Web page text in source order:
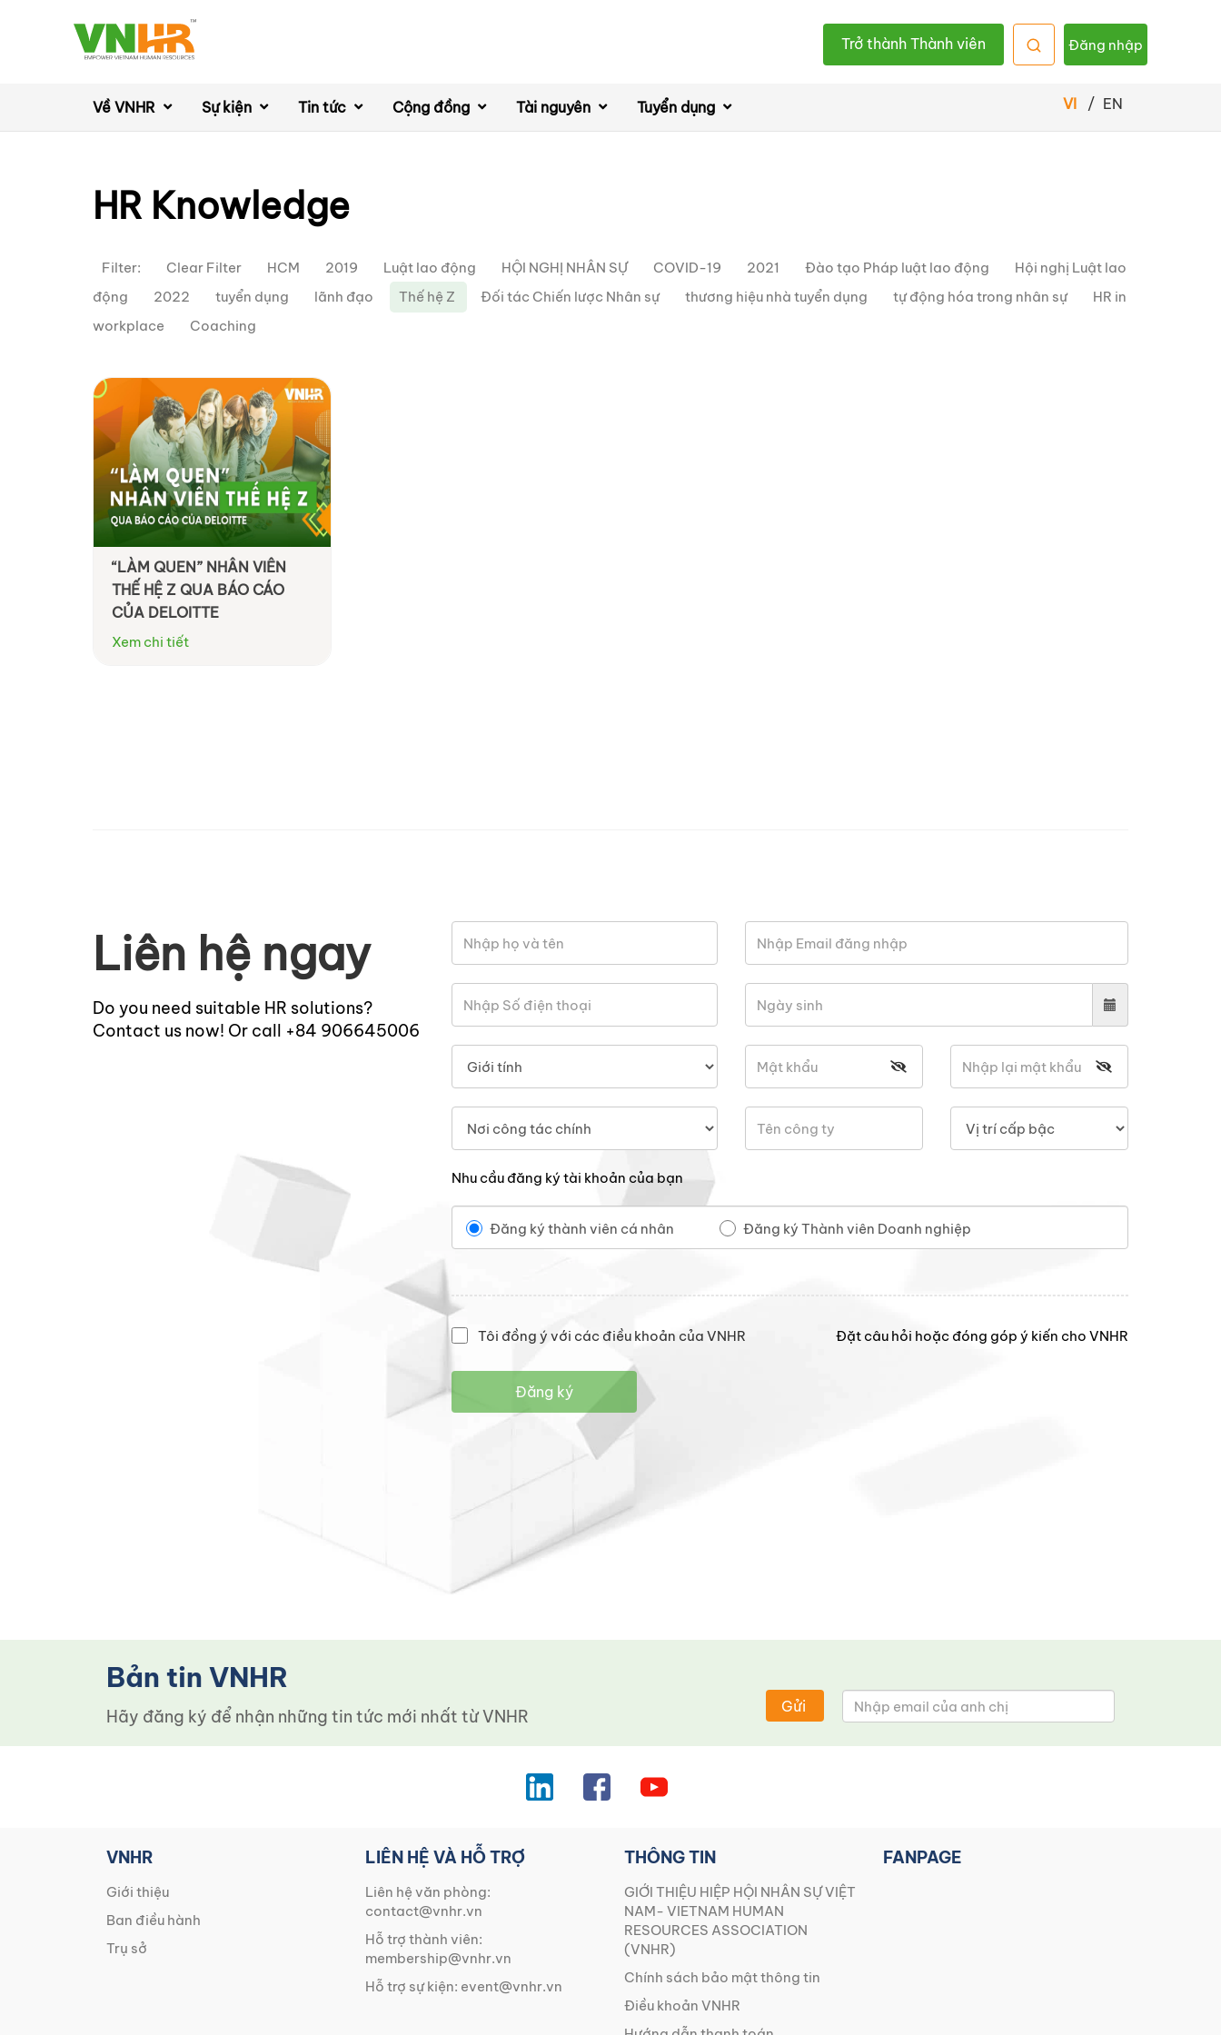
Trở thành Thành viên Đăng nhập
Về VNHR Sự kiện Tin tức Cộng đồng Tài nguyên Tuyển dụng VI / EN
HR Knowledge
Filter: Clear Filter HCM 2019 Luật lao động HỘI NGHỊ NHÂN SỰ COVID-19 2021 Đào tạo Pháp luật lao động
Hội nghị Luật lao
động
2022 tuyển dụng lãnh đạo Thế hệ Z Đối tác Chiến lược Nhân sự thương hiệu nhà tuyển dụng tự động hóa trong nhân sự
HR in
workplace
Coaching
“LÀM QUEN” NHÂN VIÊN
THẾ HỆ Z QUA BÁO CÁO
CỦA DELOITTE
Xem chi tiết
Liên hệ ngay
Do you need suitable HR solutions?
Contact us now! Or call +84 906645006
Nhu cầu đăng ký tài khoản của bạn
Đăng ký thành viên cá nhân Đăng ký Thành viên Doanh nghiệp
Tôi đồng ý với các điều khoản của VNHR Đặt câu hỏi hoặc đóng góp ý kiến cho VNHR
Đăng ký
Bản tin VNHR
Hãy đăng ký để nhận những tin tức mới nhất từ ​​VNHR Gửi
VNHR
Giới thiệu
Ban điều hành
Trụ sở
LIÊN HỆ VÀ HỖ TRỢ
Liên hệ văn phòng:
contact@vnhr.vn
Hỗ trợ thành viên:
membership@vnhr.vn
Hỗ trợ sự kiện: event@vnhr.vn
THÔNG TIN
GIỚI THIỆU HIỆP HỘI NHÂN SỰ VIỆT
NAM- VIETNAM HUMAN
RESOURCES ASSOCIATION
(VNHR)
Chính sách bảo mật thông tin
Điều khoản VNHR
FANPAGE